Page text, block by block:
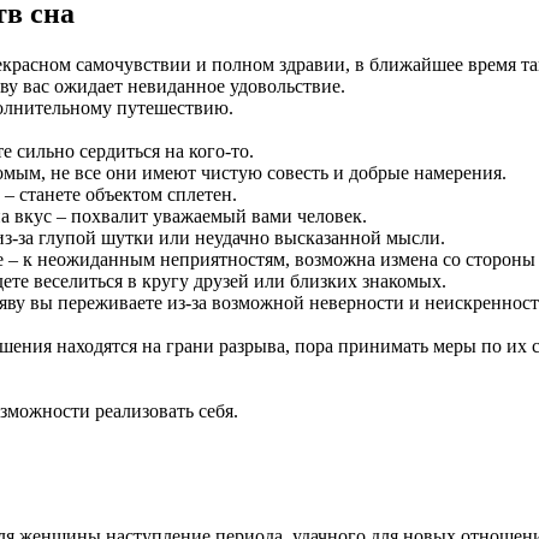
сна
самочувствии и полном здравии, в ближайшее время
вас ожидает невиданное удовольствие.
путешествию.
сердиться на кого-то.
не все они имеют чистую совесть и добрые намерения.
станете объектом сплетен.
– похвалит уважаемый вами человек.
за глупой шутки или неудачно высказанной мысли.
к неожиданным неприятностям, возможна измена со стороны
веселиться в кругу друзей или близких знакомых.
вы переживаете из-за возможной неверности и
находятся на грани разрыва, пора принимать меры по их
реализовать себя.